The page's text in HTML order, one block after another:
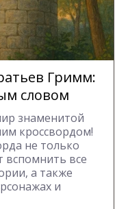
Гримм:
словом
знаменитой
кроссвордом!
не только
вспомнить все
а также
и